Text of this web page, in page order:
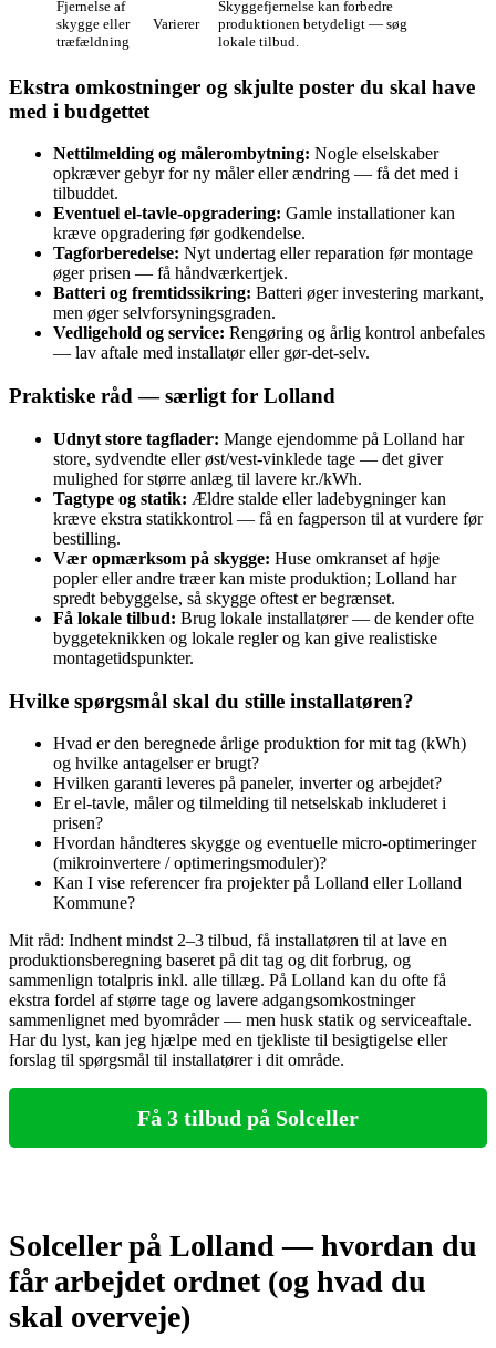
Fjernelse af
skygge eller
træfældning
Varierer
Skyggefjernelse kan forbedre
produktionen betydeligt — søg
lokale tilbud.
Ekstra omkostninger og skjulte poster du skal have
med i budgettet
Nettilmelding og målerombytning: Nogle elselskaber
opkræver gebyr for ny måler eller ændring — få det med i
tilbuddet.
Eventuel el-tavle-opgradering: Gamle installationer kan
kræve opgradering før godkendelse.
Tagforberedelse: Nyt undertag eller reparation før montage
øger prisen — få håndværkertjek.
Batteri og fremtidssikring: Batteri øger investering markant,
men øger selvforsyningsgraden.
Vedligehold og service: Rengøring og årlig kontrol anbefales
— lav aftale med installatør eller gør-det-selv.
Praktiske råd — særligt for Lolland
Udnyt store tagflader: Mange ejendomme på Lolland har
store, sydvendte eller øst/vest-vinklede tage — det giver
mulighed for større anlæg til lavere kr./kWh.
Tagtype og statik: Ældre stalde eller ladebygninger kan
kræve ekstra statikkontrol — få en fagperson til at vurdere før
bestilling.
Vær opmærksom på skygge: Huse omkranset af høje
popler eller andre træer kan miste produktion; Lolland har
spredt bebyggelse, så skygge oftest er begrænset.
Få lokale tilbud: Brug lokale installatører — de kender ofte
byggeteknikken og lokale regler og kan give realistiske
montagetidspunkter.
Hvilke spørgsmål skal du stille installatøren?
Hvad er den beregnede årlige produktion for mit tag (kWh)
og hvilke antagelser er brugt?
Hvilken garanti leveres på paneler, inverter og arbejdet?
Er el-tavle, måler og tilmelding til netselskab inkluderet i
prisen?
Hvordan håndteres skygge og eventuelle micro‑optimeringer
(mikroinvertere / optimeringsmoduler)?
Kan I vise referencer fra projekter på Lolland eller Lolland
Kommune?
Mit råd: Indhent mindst 2–3 tilbud, få installatøren til at lave en
produktionsberegning baseret på dit tag og dit forbrug, og
sammenlign totalpris inkl. alle tillæg. På Lolland kan du ofte få
ekstra fordel af større tage og lavere adgangsomkostninger
sammenlignet med byområder — men husk statik og serviceaftale.
Har du lyst, kan jeg hjælpe med en tjekliste til besigtigelse eller
forslag til spørgsmål til installatører i dit område.
Få 3 tilbud på Solceller
Solceller på Lolland — hvordan du
får arbejdet ordnet (og hvad du
skal overveje)